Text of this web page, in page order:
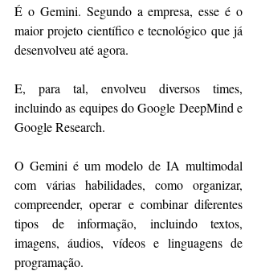
É o Gemini. Segundo a empresa, esse é o
maior projeto científico e tecnológico que já
desenvolveu até agora.
E, para tal, envolveu diversos times,
incluindo as equipes do Google DeepMind e
Google Research.
O Gemini é um modelo de IA multimodal
com várias habilidades, como organizar,
compreender, operar e combinar diferentes
tipos de informação, incluindo textos,
imagens, áudios, vídeos e linguagens de
programação.